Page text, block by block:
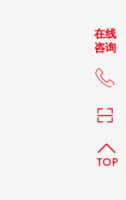
在线
咨询
+86
TOP